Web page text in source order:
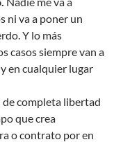
ni va a poner un
Y lo más
casos siempre van a
en cualquier lugar
de completa libertad
que crea
o contrato por en